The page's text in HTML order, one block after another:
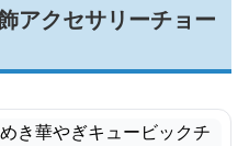
アクセサリーチョー